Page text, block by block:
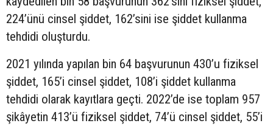
224’ünü cinsel şiddet, 162’sini ise şiddet kullanma
tehdidi oluşturdu.
2021 yılında yapılan bin 64 başvurunun 430’u fiziksel
şiddet, 165’i cinsel şiddet, 108’i şiddet kullanma
tehdidi olarak kayıtlara geçti. 2022’de ise toplam 957
şikâyetin 413’ü fiziksel şiddet, 74’ü cinsel şiddet, 55’i